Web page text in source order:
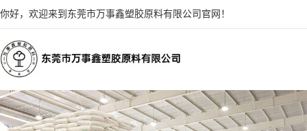
你好，欢迎来到东莞市万事鑫塑胶原料有限公司官网！